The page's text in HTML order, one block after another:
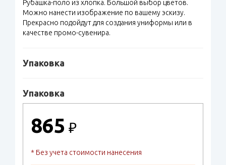
Рубашка-поло из хлопка. Большой выбор цветов.
Можно нанести изображение по вашему эскизу.
Прекрасно подойдут для создания униформы или в
качестве промо-сувенира.
Упаковка
Упаковка
865 ₽
* Без учета стоимости нанесения